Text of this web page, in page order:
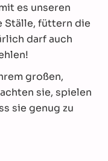
es unseren
Ställe, füttern die
darf auch
großen,
sie, spielen
sie genug zu